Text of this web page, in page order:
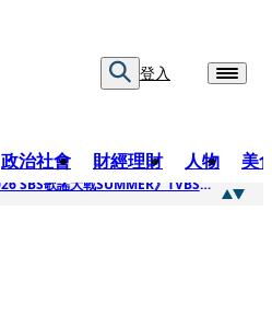
登入
政治社會 財經理財 人物 美
邊看偶像邊拚韓國行 《2026 SBS歌謠大戰SUMMER》TVBS直播祭追星福利